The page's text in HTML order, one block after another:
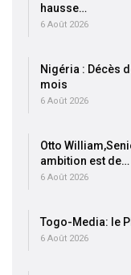
hausse…
6 Août 2026
Nigéria : Décès
mois
6 Août 2026
Otto
ambition est de…
6 Août 2026
Togo-Media: le
6 Août 2026